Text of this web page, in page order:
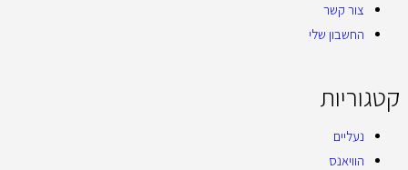
צור קשר
החשבון שלי
קטגוריות
נעליים
הוויאנס